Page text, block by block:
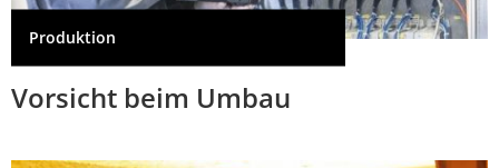
Produktion
Vorsicht beim Umbau